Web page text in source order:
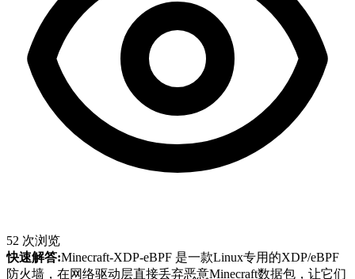
52 次浏览
快速解答:Minecraft-XDP-eBPF 是一款Linux专用的XDP/eBPF
防火墙，在网络驱动层直接丢弃恶意Minecraft数据包，让它们